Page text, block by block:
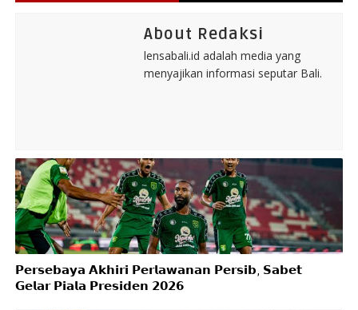
About Redaksi
lensabali.id adalah media yang
menyajikan informasi seputar Bali.
𝗣𝗲𝗿𝘀𝗲𝗯𝗮𝘆𝗮 𝗔𝗸𝗵𝗶𝗿𝗶 𝗣𝗲𝗿𝗹𝗮𝘄𝗮𝗻𝗮𝗻 𝗣𝗲𝗿𝘀𝗶𝗯, 𝗦𝗮𝗯𝗲𝘁
𝗚𝗲𝗹𝗮𝗿 𝗣𝗶𝗮𝗹𝗮 𝗣𝗿𝗲𝘀𝗶𝗱𝗲𝗻 𝟮𝟬𝟮𝟲